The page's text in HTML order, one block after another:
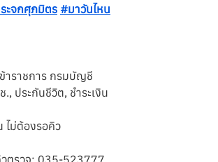
ะจกศุภมิตร #มาวันไหน
าราชการ กรมบัญชี
ประกันชีวิต, ชำระเงิน
ไม่ต้องรอคิว
ตรวจ: 035-523777